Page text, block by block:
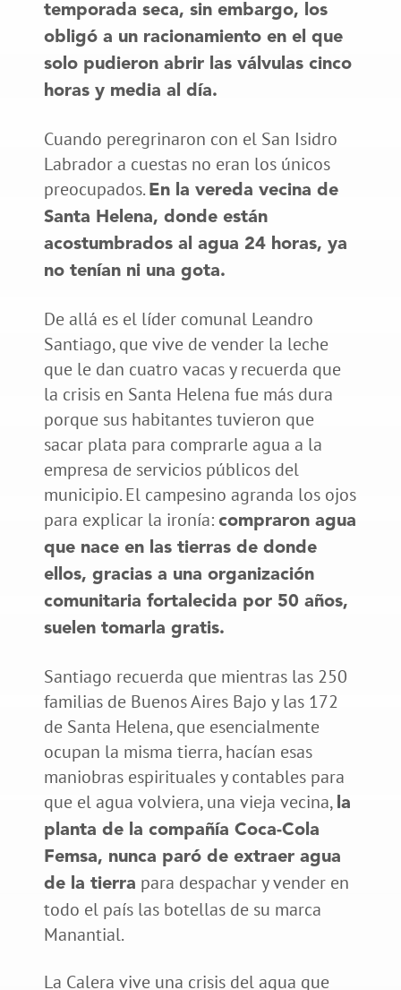
temporada seca, sin embargo, los
obligó a un racionamiento en el que
solo pudieron abrir las válvulas cinco
horas y media al día.
Cuando peregrinaron con el San Isidro
Labrador a cuestas no eran los únicos
preocupados. En la vereda vecina de
Santa Helena, donde están
acostumbrados al agua 24 horas, ya
no tenían ni una gota.
De allá es el líder comunal Leandro
Santiago, que vive de vender la leche
que le dan cuatro vacas y recuerda que
la crisis en Santa Helena fue más dura
porque sus habitantes tuvieron que
sacar plata para comprarle agua a la
empresa de servicios públicos del
municipio. El campesino agranda los ojos
para explicar la ironía: compraron agua
que nace en las tierras de donde
ellos, gracias a una organización
comunitaria fortalecida por 50 años,
suelen tomarla gratis.
Santiago recuerda que mientras las 250
familias de Buenos Aires Bajo y las 172
de Santa Helena, que esencialmente
ocupan la misma tierra, hacían esas
maniobras espirituales y contables para
que el agua volviera, una vieja vecina, la
planta de la compañía Coca-Cola
Femsa, nunca paró de extraer agua
de la tierra para despachar y vender en
todo el país las botellas de su marca
Manantial.
La Calera vive una crisis del agua que